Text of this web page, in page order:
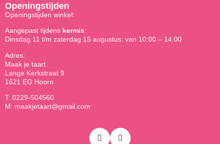
Openingstijden
Openingstijden winkel:
Aangepast tijdens kermis:
Dinsdag 11 t/m zaterdag 15 augustus: van 10:00 – 14:00
Adres:
Maak je taart
Lange Kerkstraat 9
1621 EG Hoorn
T: 0229-504560
M: maakjetaart@gmail.com